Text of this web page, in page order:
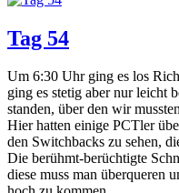
Tag 54
Um 6:30 Uhr ging es los
ging es stetig aber nur leicht
standen, über den wir
Hier hatten einige PCTler
den Switchbacks zu sehen,
Die berühmt-berüchtigte
diese muss man überqueren